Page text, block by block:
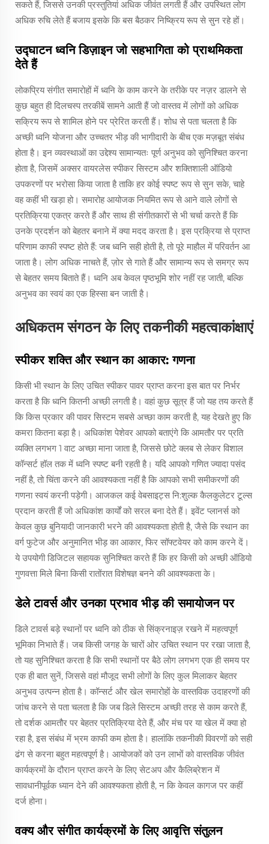
सकते हैं, जिससे उनकी प्रस्तुतियां अधिक जीवंत लगती हैं और उपस्थित लोग
अधिक रुचि लेते हैं बजाय इसके कि बस बैठकर निष्क्रिय रूप से सुन रहे हों।
उद्घाटन ध्वनि डिज़ाइन जो सहभागिता को प्राथमिकता
देते हैं
लोकप्रिय संगीत समारोहों में ध्वनि के काम करने के तरीके पर नज़र डालने से
कुछ बहुत ही दिलचस्प तरकीबें सामने आती हैं जो वास्तव में लोगों को अधिक
सक्रिय रूप से शामिल होने पर प्रेरित करती हैं। शोध से पता चलता है कि
अच्छी ध्वनि योजना और उच्चतर भीड़ की भागीदारी के बीच एक मज़बूत संबंध
होता है। इन व्यवस्थाओं का उद्देश्य सामान्यतः पूर्ण अनुभव को सुनिश्चित करना
होता है, जिसमें अक्सर वायरलेस स्पीकर सिस्टम और शक्तिशाली ऑडियो
उपकरणों पर भरोसा किया जाता है ताकि हर कोई स्पष्ट रूप से सुन सके, चाहे
वह कहीं भी खड़ा हो। समारोह आयोजक नियमित रूप से आने वाले लोगों से
प्रतिक्रिया एकत्र करते हैं और साथ ही संगीतकारों से भी चर्चा करते हैं कि
उनके प्रदर्शन को बेहतर बनाने में क्या मदद करता है। इस प्रक्रिया से प्राप्त
परिणाम काफी स्पष्ट होते हैं: जब ध्वनि सही होती है, तो पूरे माहौल में परिवर्तन आ
जाता है। लोग अधिक नाचते हैं, ज़ोर से गाते हैं और सामान्य रूप से समग्र रूप
से बेहतर समय बिताते हैं। ध्वनि अब केवल पृष्ठभूमि शोर नहीं रह जाती, बल्कि
अनुभव का स्वयं का एक हिस्सा बन जाती है।
अधिकतम संगठन के लिए तकनीकी महत्वाकांक्षाएं
स्पीकर शक्ति और स्थान का आकार: गणना
किसी भी स्थान के लिए उचित स्पीकर पावर प्राप्त करना इस बात पर निर्भर
करता है कि ध्वनि कितनी अच्छी लगती है। वहां कुछ सूत्र हैं जो यह तय करते हैं
कि किस प्रकार की पावर सिस्टम सबसे अच्छा काम करती है, यह देखते हुए कि
कमरा कितना बड़ा है। अधिकांश पेशेवर आपको बताएंगे कि आमतौर पर प्रति
व्यक्ति लगभग 1 वाट अच्छा माना जाता है, जिससे छोटे क्लब से लेकर विशाल
कॉन्सर्ट हॉल तक में ध्वनि स्पष्ट बनी रहती है। यदि आपको गणित ज्यादा पसंद
नहीं है, तो चिंता करने की आवश्यकता नहीं है कि आपको सभी समीकरणों की
गणना स्वयं करनी पड़ेगी। आजकल कई वेबसाइट्स नि:शुल्क कैलकुलेटर टूल्स
प्रदान करती हैं जो अधिकांश कार्यों को सरल बना देते हैं। इवेंट प्लानर्स को
केवल कुछ बुनियादी जानकारी भरने की आवश्यकता होती है, जैसे कि स्थान का
वर्ग फुटेज और अनुमानित भीड़ का आकार, फिर सॉफ्टवेयर को काम करने दें।
ये उपयोगी डिजिटल सहायक सुनिश्चित करते हैं कि हर किसी को अच्छी ऑडियो
गुणवत्ता मिले बिना किसी रातोंरात विशेषज्ञ बनने की आवश्यकता के।
डेले टावर्स और उनका प्रभाव भीड़ की समायोजन पर
डिले टावर्स बड़े स्थानों पर ध्वनि को ठीक से सिंक्रनाइज़ रखने में महत्वपूर्ण
भूमिका निभाते हैं। जब किसी जगह के चारों ओर उचित स्थान पर रखा जाता है,
तो यह सुनिश्चित करता है कि सभी स्थानों पर बैठे लोग लगभग एक ही समय पर
एक ही बात सुनें, जिससे वहां मौजूद सभी लोगों के लिए कुल मिलाकर बेहतर
अनुभव उत्पन्न होता है। कॉन्सर्ट और खेल समारोहों के वास्तविक उदाहरणों की
जांच करने से पता चलता है कि जब डिले सिस्टम अच्छी तरह से काम करते हैं,
तो दर्शक आमतौर पर बेहतर प्रतिक्रिया देते हैं, और मंच पर या खेल में क्या हो
रहा है, इस संबंध में भ्रम काफी कम होता है। हालांकि तकनीकी विवरणों को सही
ढंग से करना बहुत महत्वपूर्ण है। आयोजकों को उन लाभों को वास्तविक जीवंत
कार्यक्रमों के दौरान प्राप्त करने के लिए सेटअप और कैलिब्रेशन में
सावधानीपूर्वक ध्यान देने की आवश्यकता होती है, न कि केवल कागज पर कहीं
दर्ज होना।
वक्‍य और संगीत कार्यक्रमों के लिए आवृत्ति संतुलन